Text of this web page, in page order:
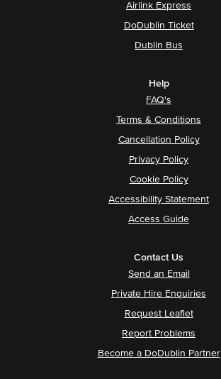
Airlink Express
DoDublin Ticket
Dublin Bus
Help
FAQ's
Terms & Conditions
Cancellation Policy
Privacy Policy
Cookie Policy
Accessibility Statement
Access Guide
Contact Us
Send an Email
Private Hire Enquiries
Request Leaflet
Report Problems
Become a DoDublin Partner